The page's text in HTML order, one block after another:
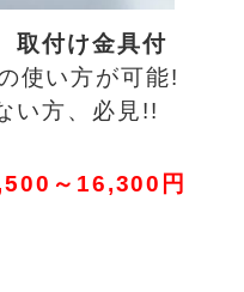
付け金具付
使い方が可能!
い方、必見!!
～16,300円